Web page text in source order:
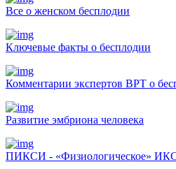
Все о женском бесплодии
Ключевые факты о бесплодии
Комментарии экспертов ВРТ о
Развитие эмбриона человека
ПИКСИ - «Физиологическое»